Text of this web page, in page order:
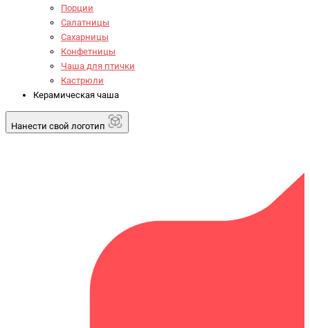
Порции
Салатницы
Сахарницы
Конфетницы
Чаша для птички
Кастрюли
Керамическая чаша
Нанести свой логотип